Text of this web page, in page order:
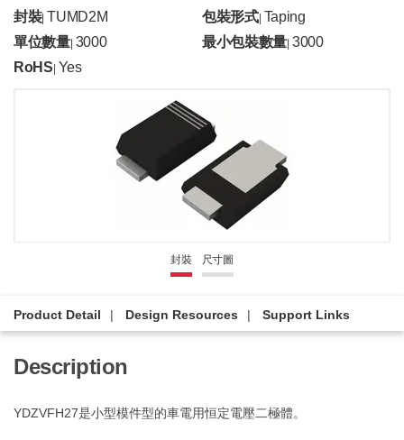
封裝| TUMD2M 包裝形式| Taping
單位數量| 3000 最小包裝數量 |3000
RoHS Yes
封裝 尺寸圖
Product Detail Design Resources Support Links
Description
YDZVFH27是小型模件型的車電用恒定電壓二極體。